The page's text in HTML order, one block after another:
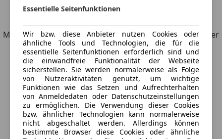
3 Angebotefür BMW M550
Möchtest du automatisch über neue Fahrzeuge zu deiner
Suche informiert werden?
Suche speichern
Essentielle Seitenfunktionen
Wir bzw. diese Anbieter nutzen Cookies oder
ähnliche Tools und Technologien, die für die
essentielle Seitenfunktionen erforderlich sind und
die einwandfreie Funktionalität der Webseite
sicherstellen. Sie werden normalerweise als Folge
von Nutzeraktivitäten genutzt, um wichtige
Funktionen wie das Setzen und Aufrechterhalten
von Anmeldedaten oder Datenschutzeinstellungen
zu ermöglichen. Die Verwendung dieser Cookies
bzw. ähnlicher Technologien kann normalerweise
nicht abgeschaltet werden. Allerdings können
bestimmte Browser diese Cookies oder ähnliche